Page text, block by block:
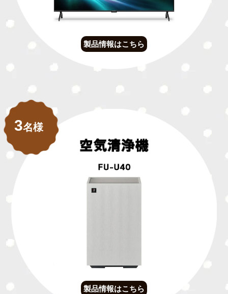
製品情報はこちら
3名様
製品情報はこちら